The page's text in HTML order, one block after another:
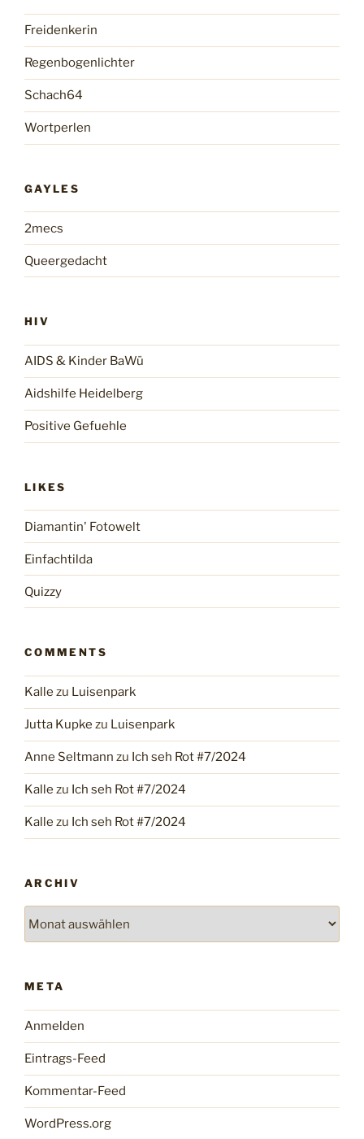
Freidenkerin
Regenbogenlichter
Schach64
Wortperlen
GAYLES
2mecs
Queergedacht
HIV
AIDS & Kinder BaWü
Aidshilfe Heidelberg
Positive Gefuehle
LIKES
Diamantin' Fotowelt
Einfachtilda
Quizzy
COMMENTS
Kalle zu Luisenpark
Jutta Kupke zu Luisenpark
Anne Seltmann zu Ich seh Rot #7/2024
Kalle zu Ich seh Rot #7/2024
Kalle zu Ich seh Rot #7/2024
ARCHIV
META
Anmelden
Eintrags-Feed
Kommentar-Feed
WordPress.org